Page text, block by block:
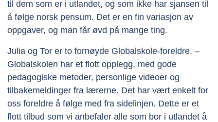
til dem som er i utlandet, og som ikke har sjansen til
å følge norsk pensum. Det er en fin variasjon av
oppgaver, og man får øvd på mange ting.
Julia og Tor er to fornøyde Globalskole-foreldre. –
Globalskolen har et flott opplegg, med gode
pedagogiske metoder, personlige videoer og
tilbakemeldinger fra lærerne. Det har vært enkelt for
oss foreldre å følge med fra sidelinjen. Dette er et
flott tilbud som vi anbefaler alle som bor i utlandet å